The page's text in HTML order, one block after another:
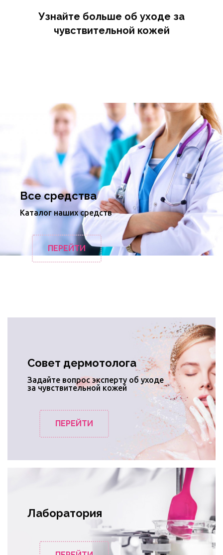
Узнайте больше об уходе за
чувствительной кожей
Все средства
Каталог наших средств
ПЕРЕЙТИ
Совет дермотолога
Задайте вопрос эксперту об уходе
за чувствительной кожей
ПЕРЕЙТИ
Лаборатория